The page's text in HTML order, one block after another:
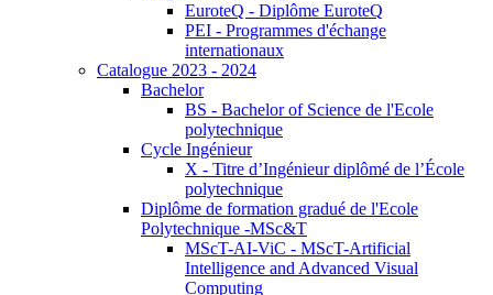
EuroteQ - Diplôme EuroteQ
PEI - Programmes d'échange
internationaux
Catalogue 2023 - 2024
Bachelor
BS - Bachelor of Science de l'Ecole
polytechnique
Cycle Ingénieur
X - Titre d’Ingénieur diplômé de l’École
polytechnique
Diplôme de formation gradué de l'Ecole
Polytechnique -MSc&T
MScT-AI-ViC - MScT-Artificial
Intelligence and Advanced Visual
Computing